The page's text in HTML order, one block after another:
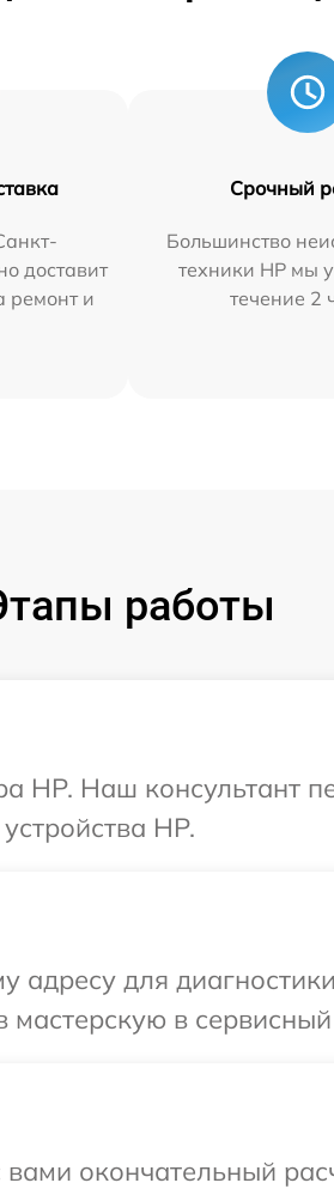
доставит
ремонт и
Срочный
Большинство
техники HP мы
течение 2
работы
HP. Наш консультант
HP.
для
в
окончательный